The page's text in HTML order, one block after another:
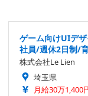
ゲーム向けUIデ
社員/週休2日制/
株式会社Le Lien
埼玉県
月給30万1,400